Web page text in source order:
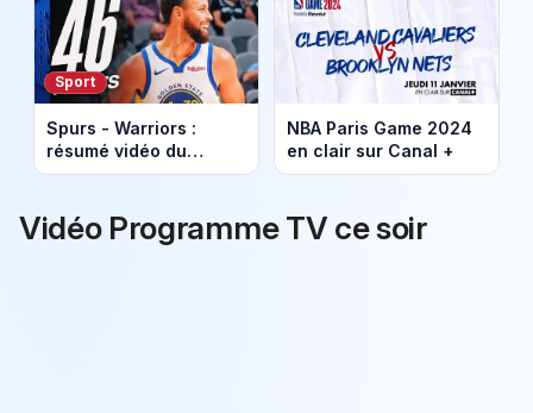
Sport
Spurs - Warriors :
résumé vidéo du
match. Victoire de
120).
NBA Paris Game 2024
en clair sur Canal +
Vidéo Programme TV ce soir